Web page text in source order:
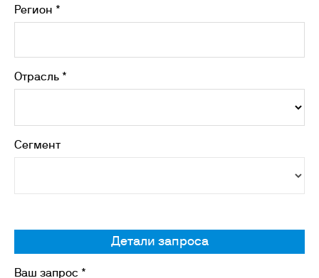
Регион *
Отрасль *
Сегмент
Детали запроса
Ваш запрос *